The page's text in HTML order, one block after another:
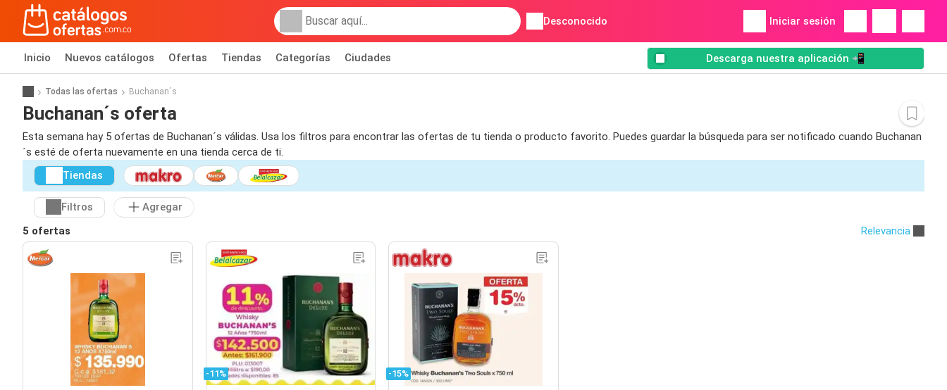
Desconocido Iniciar sesión
Inicio Nuevos catálogos Ofertas Tiendas Categorías Ciudades Descarga nuestra aplicación 📲
Todas las ofertas Buchanan´s
Buchanan´s oferta
Esta semana hay 5 ofertas de Buchanan´s válidas. Usa los filtros para encontrar las ofertas de tu tienda o producto favorito. Puedes guardar la búsqueda para ser notificado cuando Buchanan
´s esté de oferta nuevamente en una tienda cerca de ti.
Tiendas
Filtros
Agregar
5 ofertas
Relevancia
-11% -15%